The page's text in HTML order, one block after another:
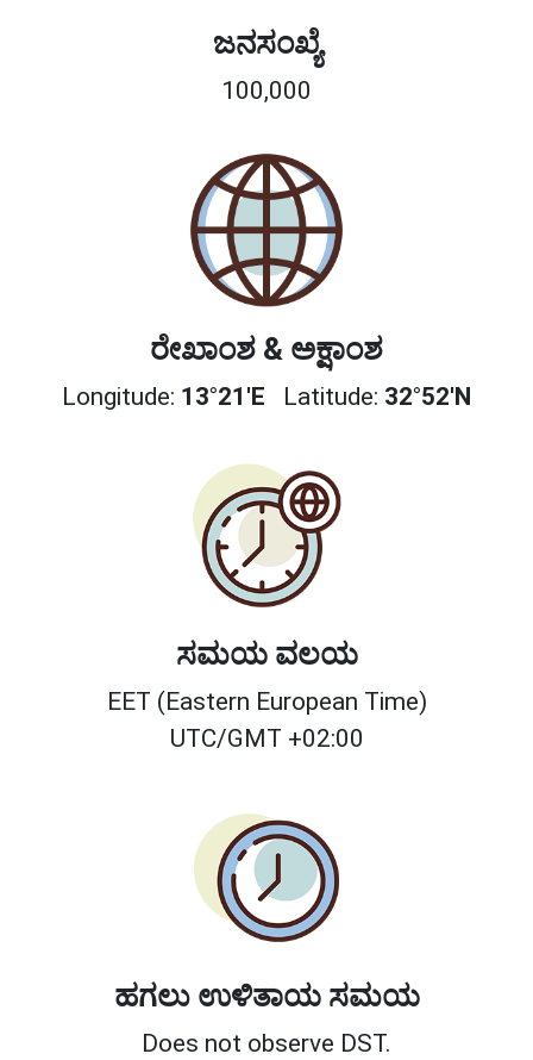
ಜನಸಂಖ್ಯೆ
100,000
ರೇಖಾಂಶ & ಅಕ್ಷಾಂಶ
Longitude: 13°21'E Latitude: 32°52'N
ಸಮಯ ವಲಯ
EET (Eastern European Time)
UTC/GMT +02:00
ಹಗಲು ಉಳಿತಾಯ ಸಮಯ
Does not observe DST.